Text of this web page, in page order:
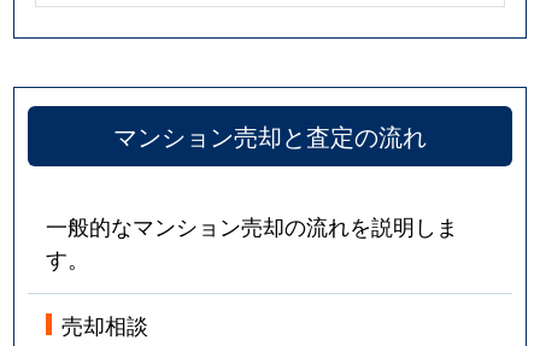
マンション売却と査定の流れ
一般的なマンション売却の流れを説明しま
す。
売却相談